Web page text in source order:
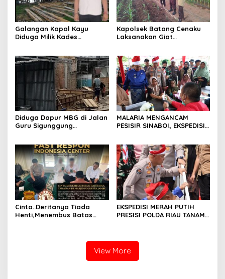
Galangan Kapal Kayu
Diduga Milik Kades
Masyarakat Menilai Bahan
Material Kapal Kayu
Diduga dari Hasil Ilegal
Logging
Kapolsek Batang Cenaku
Laksanakan Giat
Pipil di Desa Aur Cina.
Diduga Dapur MBG di Jalan
Guru Sigunggung
Keluhkan Bau Limbah yang
Menyengat.
MALARIA MENGANCAM
PESISIR SINABOI, EKSPEDISI
PELAYANAN KESEHATAN
GRATIS
Cinta..Deritanya Tiada
Henti,Menembus Batas
EKSPEDISI MERAH PUTIH
PRESISI POLDA RIAU TANAM
MASYARAKAT PESISIR
SINABOI
View More